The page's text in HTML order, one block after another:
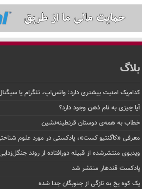
بلاگ
کدام‌یک امنیت بیشتری دارد: واتس‌اپ، تلگرام یا
آیا چیزی به نام ذهن وجود دارد؟
خطاب به همه‌ی دوستان قرنطینه‌نشین
معرفی «کاگنتیو کست»، پادکستی در مورد علوم
ویدیوی منتشرشده از قبیله دورافتاده‌ از روند
پادکست قندهار منتشر شد
یک کوه یخ به تازگی از جنوبگان جدا شده